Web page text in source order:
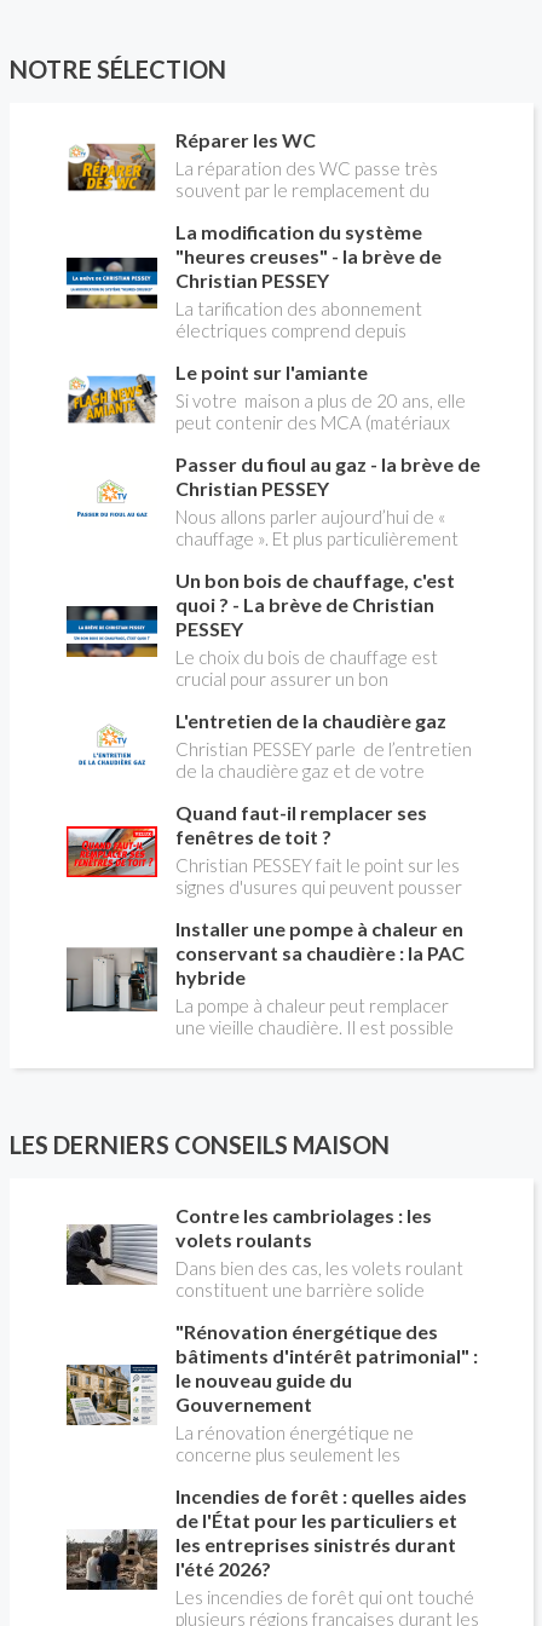
NOTRE SÉLECTION
Réparer les WC
La réparation des WC passe très
souvent par le remplacement du
expliquer
La modification du système
"heures creuses" - la brève de
Christian PESSEY
La tarification des abonnement
électriques comprend depuis
pleines, heures creuses. Aujourd'hui
Christian PESSEY vous explique tout
ce qu'il faut savoir sur la nouvelle
modification du système "heures
creuses" qui concerne près de 15
millions de Français !
Le point sur l'amiante
Si votre maison a plus de 20 ans, elle
peut contenir des MCA (matériaux
panique, on fait le point dans notre
flash news n°3 spéciale Amiante et
ses dangers avec Christian Pessey
Passer du fioul au gaz - la brève de
Christian PESSEY
Nous allons parler aujourd’hui de «
chauffage ». Et plus particulièrement
aborder l’abandon du fioul au profit du
gaz.
Un bon bois de chauffage, c'est
quoi ? - La brève de Christian
PESSEY
Le choix du bois de chauffage est
crucial pour assurer un bon
l'impact environnemental. Mais
comment reconnaître un bois de
qualité ? Plusieurs critères entrent en
jeu : le type d'essence, le taux
d'humidité, la densité et la saison de
coupe.
L'entretien de la chaudière gaz
Christian PESSEY parle de l’entretien
de la chaudière gaz et de votre
avez un système par radiateurs ou un
plancher chauffant, qui sont alimentés
par une chaudière au gaz, vous devez
faire entretenir celle-ci une fois par
an, que vous soyez locataire ou
propriétaire occupant. C’est la même
chose pour un chauffe-bains au gaz.
C’est une obligation légale. Si vous ne
le faites pas, votre responsabilité
pourra être engagée en cas
d’accident, et vous ne serez pas
Quand faut-il remplacer ses
fenêtres de toit ?
Christian PESSEY fait le point sur les
signes d'usures qui peuvent pousser
toit. En remplaçant vos fenêtre de toit
vous ferez des économies de
chauffage et vous améliorerez le
confort des combles qui en sont
équipées.
Installer une pompe à chaleur en
conservant sa chaudière : la PAC
hybride
La pompe à chaleur peut remplacer
une vieille chaudière. Il est possible
l'énergie initialement utilisée (gaz ou
Est-ce intéressant économiquement?
Peut-on bénéficier d'aides comme le
(Association Française pour les
Pompes à Chaleur), répond aux
questions de Christian PESSEY,
journaliste de la construction, en
CHRISTIAN TV sur RÉNO-INFO-
MAISON.com et les plateformes de
podcast.
LES DERNIERS CONSEILS MAISON
Contre les cambriolages : les
volets roulants
Dans bien des cas, les volets roulant
constituent une barrière solide
principe qu'il est plus facile de
s'attaquer à des volets battants qu'à
des volets roulants, ils sont plus
dissuasifs que ces derniers.
"Rénovation énergétique des
bâtiments d'intérêt patrimonial" :
le nouveau guide du
Gouvernement
La rénovation énergétique ne
concerne plus seulement les
individuelles. Les bâtiments anciens
présentant un intérêt patrimonial ,
qu'ils soient protégés ou simplement
remarquables par leur architecture,
consommation d'énergie. Pour
Incendies de forêt : quelles aides
de l'État pour les particuliers et
les entreprises sinistrés durant
l'été 2026?
Les incendies de forêt qui ont touché
plusieurs régions françaises durant les